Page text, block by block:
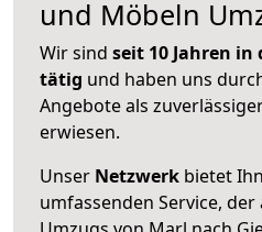
und Möbeln
Wir sind seit 10 Jahren in
tätig und haben uns
Angebote als
erwiesen.
Unser Netzwerk bietet
umfassenden Service,